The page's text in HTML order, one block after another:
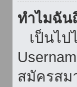
ทำไมฉัน
เป็นไป
สมัครสม